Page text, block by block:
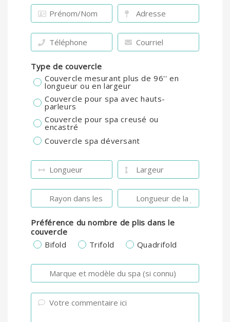
Type de couvercle
Couvercle mesurant plus de 96'' en
longueur ou en largeur
Couvercle pour spa avec hauts-
parleurs
Couvercle pour spa creusé ou
encastré
Couvercle spa déversant
Préférence du nombre de plis dans le
couvercle
Bifold
Trifold Quadrifold